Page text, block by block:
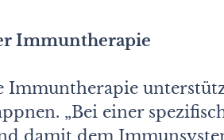
Immuntherapie
Immuntherapie
„Bei einer
damit dem